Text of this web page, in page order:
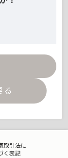
る
取引法に
く表記